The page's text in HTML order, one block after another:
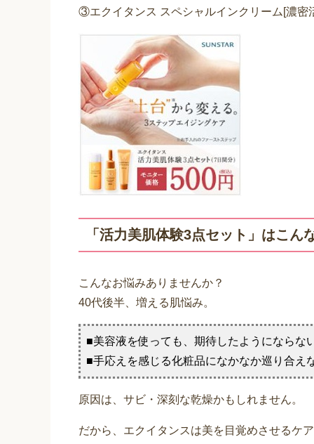
エクイタンス「活力美肌体験3
サンスターのエイジングケア。
お手入れ感度があがる肌へ。
商品内容
●商品名：EQUITANCE活力美肌体験3点セッ
●セット内容：約7日分
①エクイタンス ブーストパワーローション[基
③エクイタンス スペシャルインクリーム[濃密